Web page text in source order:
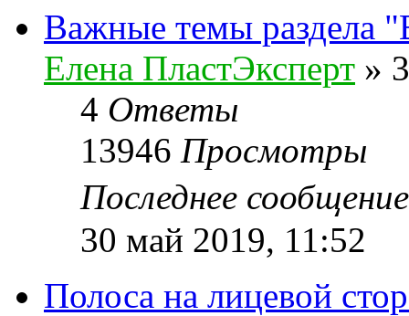
Важные темы раздела
Елена ПластЭксперт »
4 Ответы
13946 Просмотры
Последнее
30 май 2019, 11:52
Полоса на лицевой